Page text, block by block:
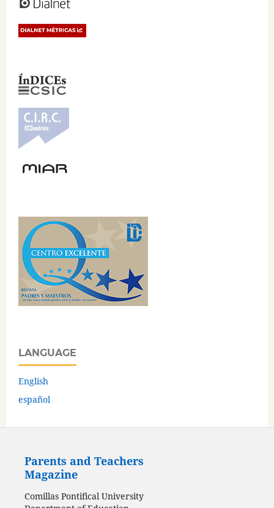
LANGUAGE
English
español
Parents and Teachers
Magazine
Comillas Pontifical University